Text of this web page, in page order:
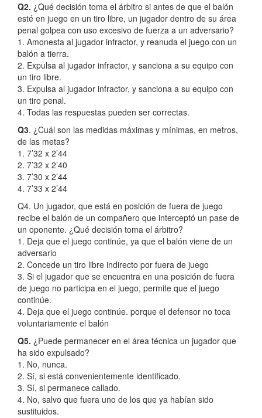
Q2. ¿Qué decisión toma el árbitro si antes de que el balón
esté en juego en un tiro libre, un jugador dentro de su área
penal golpea con uso excesivo de fuerza a un adversario?
1. Amonesta al jugador infractor, y reanuda el juego con un
balón a tierra.
2. Expulsa al jugador infractor, y sanciona a su equipo con
un tiro libre.
3. Expulsa al jugador infractor, y sanciona a su equipo con
un tiro penal.
4. Todas las respuestas pueden ser correctas.
Q3. ¿Cuál son las medidas máximas y mínimas, en metros,
de las metas?
1. 7’32 x 2’44
2. 7’32 x 2’40
3. 7’30 x 2’44
4. 7’33 x 2’44
Q4. Un jugador, que está en posición de fuera de juego
recibe el balón de un compañero que interceptó un pase de
un oponente. ¿Qué decisión toma el árbitro?
1. Deja que el juego continúe, ya que el balón viene de un
adversario
2. Concede un tiro libre indirecto por fuera de juego
3. Si el jugador que se encuentra en una posición de fuera
de juego no participa en el juego, permite que el juego
continúe.
4. Deja que el juego continúe. porque el defensor no toca
voluntariamente el balón
Q5. ¿Puede permanecer en el área técnica un jugador que
ha sido expulsado?
1. No, nunca.
2. Sí, si está convenientemente identificado.
3. Sí, si permanece callado.
4. No, salvo que fuera uno de los que ya habían sido
sustituidos.